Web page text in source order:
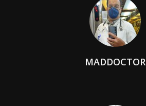
MADDOCTOR